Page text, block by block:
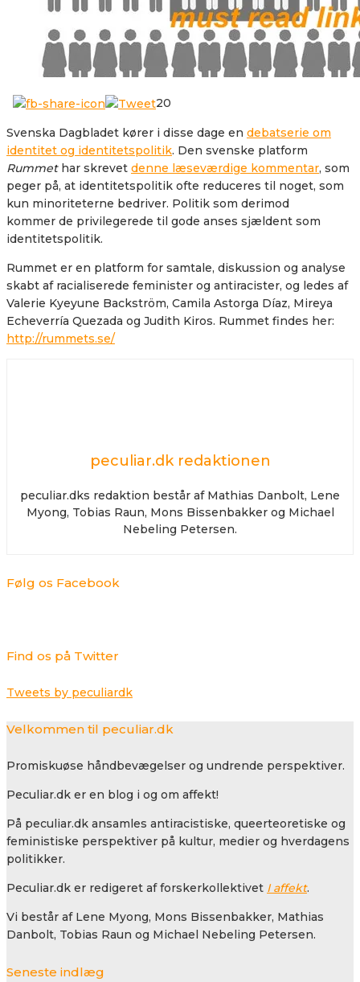
20
Svenska Dagbladet kører i disse dage en debatserie om
identitet og identitetspolitik. Den svenske platform
Rummethar skrevet denne læseværdige kommentar, som
peger på, at identitetspolitik ofte reduceres til noget, som
kun minoriteterne bedriver. Politik som derimod
kommer de privilegerede til gode anses sjældent som
identitetspolitik.
Rummet er en platform for samtale, diskussion og analyse
skabt af racialiserede feminister og antiracister, og ledes af
Valerie Kyeyune Backström, Camila Astorga Díaz, Mireya
Echeverría Quezada og Judith Kiros. Rummet findes her:
http://rummets.se/
peculiar.dk redaktionen
peculiar.dks redaktion består af Mathias Danbolt, Lene
Myong, Tobias Raun, Mons Bissenbakker og Michael
Nebeling Petersen.
Følg os Facebook
Find os på Twitter
Tweets by peculiardk
Velkommen til peculiar.dk
Promiskuøse håndbevægelser og undrende perspektiver.
Peculiar.dk er en blog i og om affekt!
På peculiar.dk ansamles antiracistiske, queerteoretiske og
feministiske perspektiver på kultur, medier og hverdagens
politikker.
Peculiar.dk er redigeret af forskerkollektivet I affekt.
Vi består af Lene Myong, Mons Bissenbakker, Mathias
Danbolt, Tobias Raun og Michael Nebeling Petersen.
Seneste indlæg